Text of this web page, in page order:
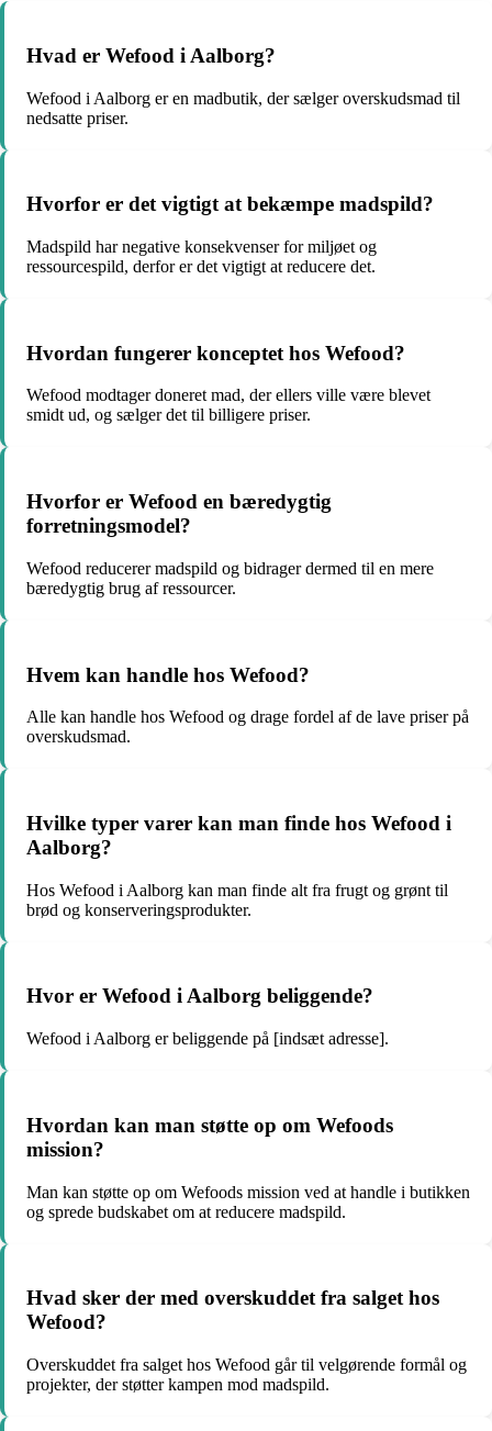
Hvad er Wefood i Aalborg?
Wefood i Aalborg er en madbutik, der sælger overskudsmad til
nedsatte priser.
Hvorfor er det vigtigt at bekæmpe madspild?
Madspild har negative konsekvenser for miljøet og
ressourcespild, derfor er det vigtigt at reducere det.
Hvordan fungerer konceptet hos Wefood?
Wefood modtager doneret mad, der ellers ville være blevet
smidt ud, og sælger det til billigere priser.
Hvorfor er Wefood en bæredygtig
forretningsmodel?
Wefood reducerer madspild og bidrager dermed til en mere
bæredygtig brug af ressourcer.
Hvem kan handle hos Wefood?
Alle kan handle hos Wefood og drage fordel af de lave priser på
overskudsmad.
Hvilke typer varer kan man finde hos Wefood i
Aalborg?
Hos Wefood i Aalborg kan man finde alt fra frugt og grønt til
brød og konserveringsprodukter.
Hvor er Wefood i Aalborg beliggende?
Wefood i Aalborg er beliggende på [indsæt adresse].
Hvordan kan man støtte op om Wefoods
mission?
Man kan støtte op om Wefoods mission ved at handle i butikken
og sprede budskabet om at reducere madspild.
Hvad sker der med overskuddet fra salget hos
Wefood?
Overskuddet fra salget hos Wefood går til velgørende formål og
projekter, der støtter kampen mod madspild.